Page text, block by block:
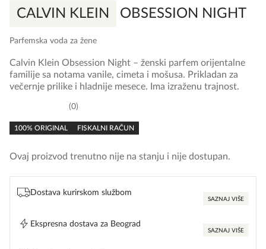
CALVIN KLEIN OBSESSION NIGHT
Parfemska voda za žene
rating
0
100% ORIGINAL FISKALNI RAČUN
Calvin Klein Obsession Night – ženski parfem orijentalne
familije sa notama vanile, cimeta i mošusa. Prikladan za
večernje prilike i hladnije mesece. Ima izraženu trajnost.
Ovaj proizvod trenutno nije na stanju i nije dostupan.
Dostava kurirskom službom
SAZNAJ VIŠE
Ekspresna dostava za Beograd
SAZNAJ VIŠE